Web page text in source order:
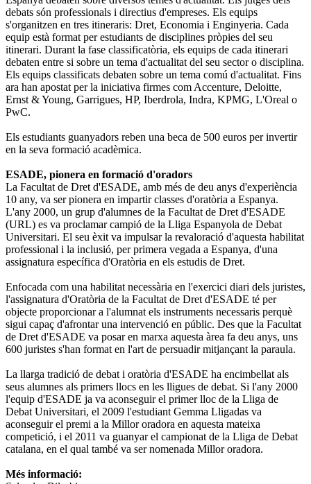
debats són professionals i directius d'empreses. Els equips
s'organitzen en tres itineraris: Dret, Economia i Enginyeria. Cada
equip està format per estudiants de disciplines pròpies del seu
itinerari. Durant la fase classificatòria, els equips de cada itinerari
debaten entre si sobre un tema d'actualitat del seu sector o disciplina.
Els equips classificats debaten sobre un tema comú d'actualitat. Fins
ara han apostat per la iniciativa firmes com Accenture, Deloitte,
Ernst & Young, Garrigues, HP, Iberdrola, Indra, KPMG, L'Oreal o
PwC.
Els estudiants guanyadors reben una beca de 500 euros per invertir
en la seva formació acadèmica.
ESADE, pionera en formació d'oradors
La Facultat de Dret d'ESADE, amb més de deu anys d'experiència
10 any, va ser pionera en impartir classes d'oratòria a Espanya.
L'any 2000, un grup d'alumnes de la Facultat de Dret d'ESADE
(URL) es va proclamar campió de la Lliga Espanyola de Debat
Universitari. El seu èxit va impulsar la revaloració d'aquesta habilitat
professional i la inclusió, per primera vegada a Espanya, d'una
assignatura específica d'Oratòria en els estudis de Dret.
Enfocada com una habilitat necessària en l'exercici diari dels juristes,
l'assignatura d'Oratòria de la Facultat de Dret d'ESADE té per
objecte proporcionar a l'alumnat els instruments necessaris perquè
sigui capaç d'afrontar una intervenció en públic. Des que la Facultat
de Dret d'ESADE va ​​posar en marxa aquesta àrea fa deu anys, uns
600 juristes s'han format en l'art de persuadir mitjançant la paraula.
La llarga tradició de debat i oratòria d'ESADE ha encimbellat als
seus alumnes als primers llocs en les lligues de debat. Si l'any 2000
l'equip d'ESADE ja va aconseguir el primer lloc de la Lliga de
Debat Universitari, el 2009 l'estudiant Gemma Lligadas va
aconseguir el premi a la Millor oradora en aquesta mateixa
competició, i el 2011 va guanyar el campionat de la Lliga de Debat
catalana, en el qual també va ser nomenada Millor oradora.
Més informació: